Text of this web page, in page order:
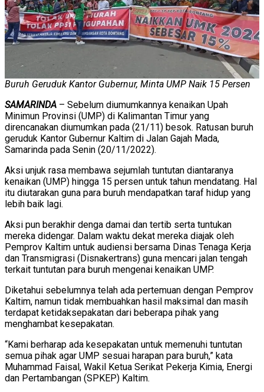
Buruh Geruduk Kantor Gubernur, Minta UMP Naik 15 Persen
SAMARINDA – Sebelum diumumkannya kenaikan Upah
Minimun Provinsi (UMP) di Kalimantan Timur yang
direncanakan diumumkan pada (21/11) besok. Ratusan buruh
geruduk Kantor Gubernur Kaltim di Jalan Gajah Mada,
Samarinda pada Senin (20/11/2022).
Aksi unjuk rasa membawa sejumlah tuntutan diantaranya
kenaikan (UMP) hingga 15 persen untuk tahun mendatang. Hal
itu diutarakan guna para buruh mendapatkan taraf hidup yang
lebih baik lagi.
Aksi pun berakhir denga damai dan tertib serta tuntukan
mereka didengar. Dalam waktu dekat mereka diajak oleh
Pemprov Kaltim untuk audiensi bersama Dinas Tenaga Kerja
dan Transmigrasi (Disnakertrans) guna mencari jalan tengah
terkait tuntutan para buruh mengenai kenaikan UMP.
Diketahui sebelumnya telah ada pertemuan dengan Pemprov
Kaltim, namun tidak membuahkan hasil maksimal dan masih
terdapat ketidaksepakatan dari beberapa pihak yang
menghambat kesepakatan.
“Kami berharap ada kesepakatan untuk memenuhi tuntutan
semua pihak agar UMP sesuai harapan para buruh,” kata
Muhammad Faisal, Wakil Ketua Serikat Pekerja Kimia, Energi
dan Pertambangan (SPKEP) Kaltim.